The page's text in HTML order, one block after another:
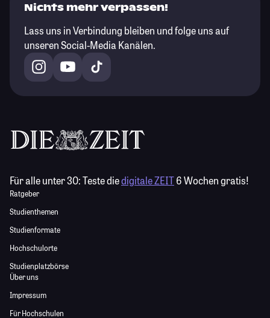
Nichts mehr verpassen!
Lass uns in Verbindung bleiben und folge uns auf
unseren Social-Media Kanälen.
Für alle unter 30:Teste diedigitale ZEIT6 Wochen gratis!
Ratgeber
Studienthemen
Studienformate
Hochschulorte
Studienplatzbörse
Über uns
Impressum
Für Hochschulen